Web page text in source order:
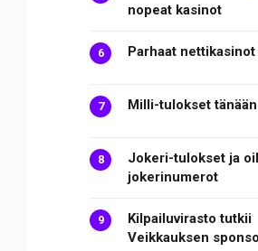
nopeat kasinot
Parhaat nettikasinot
Milli-tulokset tänään
Jokeri-tulokset ja
jokerinumerot
Kilpailuvirasto tutkii
Veikkauksen